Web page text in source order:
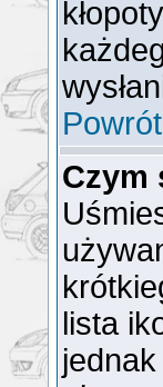
Czym
lista